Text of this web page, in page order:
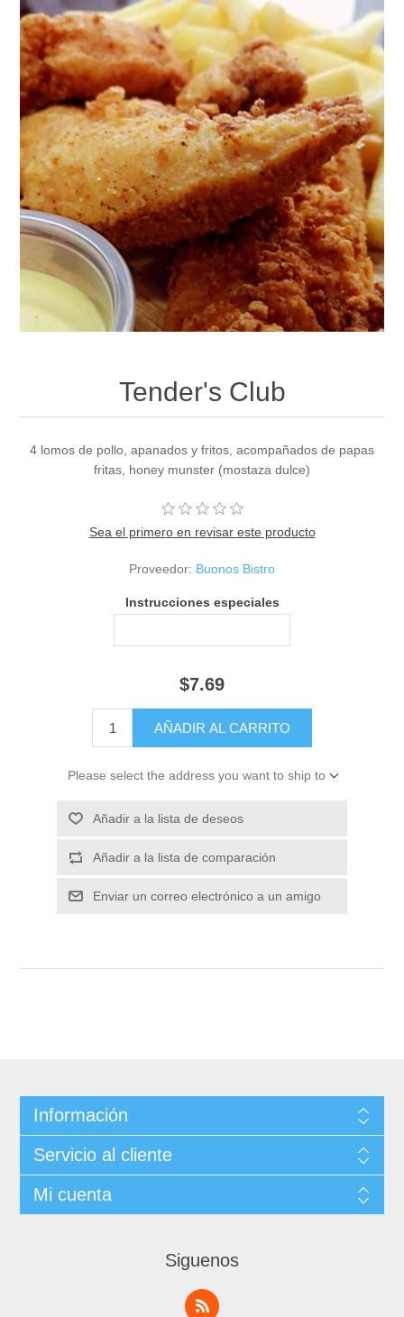
Tender's Club
4 lomos de pollo, apanados y fritos, acompañados de papas
fritas, honey munster (mostaza dulce)
Sea el primero en revisar este producto
Proveedor: Buonos Bistro
Instrucciones especiales
$7.69
Please select the address you want to ship to
Información
Servicio al cliente
Mi cuenta
Siguenos